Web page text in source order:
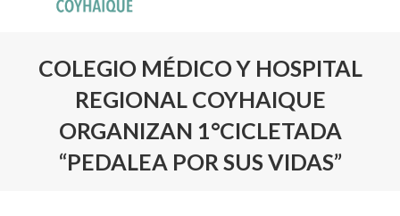
COLEGIO MÉDICO Y HOSPITAL
REGIONAL COYHAIQUE
ORGANIZAN 1°CICLETADA
“PEDALEA POR SUS VIDAS”